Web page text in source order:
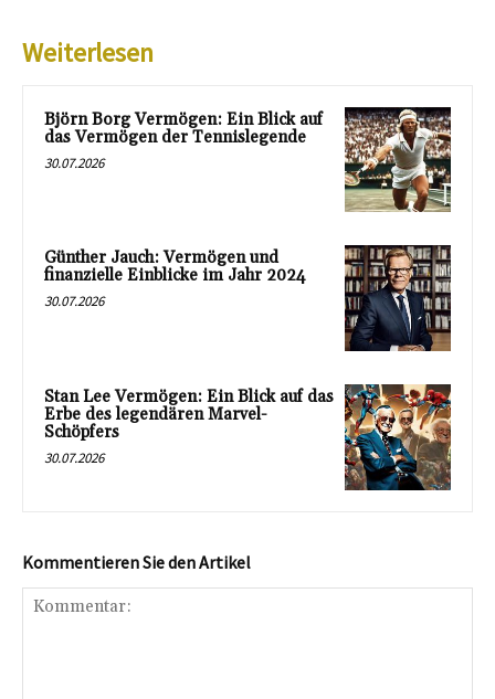
Weiterlesen
Björn Borg Vermögen: Ein Blick auf
das Vermögen der Tennislegende
30.07.2026
Günther Jauch: Vermögen und
finanzielle Einblicke im Jahr 2024
30.07.2026
Stan Lee Vermögen: Ein Blick auf das
Erbe des legendären Marvel-
Schöpfers
30.07.2026
Kommentieren Sie den Artikel